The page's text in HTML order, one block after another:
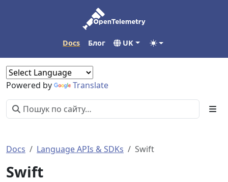
Docs Блог UK
Powered by Translate
Docs Language APIs & SDKs Swift
Swift